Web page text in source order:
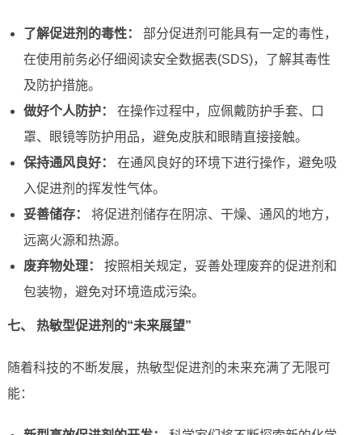
了解促进剂的毒性：
部分促进剂可能具有一定的毒性，
在使用前务必仔细阅读安全数据表(SDS)，了解其毒性
及防护措施。
做好个人防护：
在操作过程中，应佩戴防护手套、口
罩、眼镜等防护用品，避免皮肤和眼睛直接接触。
保持通风良好：
在通风良好的环境下进行操作，避免吸
入促进剂的挥发性气体。
妥善储存：
将促进剂储存在阴凉、干燥、通风的地方，
远离火源和热源。
废弃物处理：
按照相关规定，妥善处理废弃的促进剂和
包装物，避免对环境造成污染。
七、 热敏型促进剂的“未来展望”
随着科技的不断发展，热敏型促进剂的未来充满了无限可
能：